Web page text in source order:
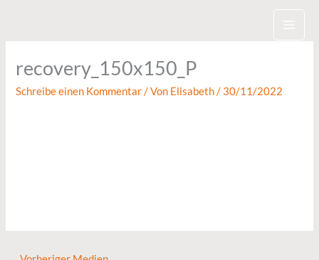
recovery_150x150_P
Schreibe einen Kommentar / Von Elisabeth/ 30/11/2022